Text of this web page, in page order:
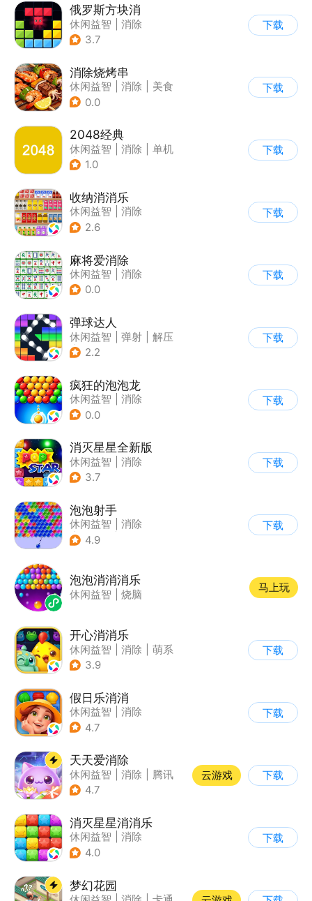
俄罗斯方块消
休闲益智
消除
| 俄罗斯方块
3.7
下载
消除烧烤串
休闲益智 消除
美食
| 清新
0.0
下载
2048经典
休闲益智 消除
单机
| 合成
1.0
下载
收纳消消乐
休闲益智
消除
2.6
下载
麻将爱消除
休闲益智
消除
0.0
下载
弹球达人
休闲益智 弹射
解压
| 卡通
2.2
下载
疯狂的泡泡龙
休闲益智
消除
0.0
下载
消灭星星全新版
休闲益智
消除
3.7
下载
泡泡射手
休闲益智
消除
| 泡泡龙
4.9
下载
泡泡消消消乐
休闲益智 烧脑
马上玩
开心消消乐
休闲益智 消除
萌系
| 乐元素
3.9
下载
假日乐消消
休闲益智
消除
| 乐元素
4.7
下载
天天爱消除
休闲益智 消除
腾讯
| 单机
4.7
云游戏 下载
消灭星星消消乐
休闲益智
消除
4.0
下载
梦幻花园